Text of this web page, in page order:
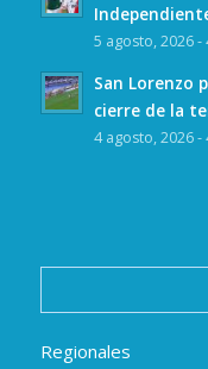
5 agosto, 2026 -
San Lorenzo
cierre de la
4 agosto, 2026 -
Regionales